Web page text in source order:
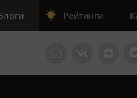
Рейтинги